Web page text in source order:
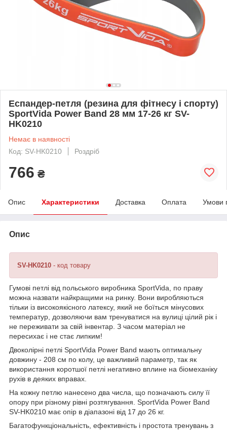
Еспандер-петля (резина для фітнесу і спорту)
SportVida Power Band 28 мм 17-26 кг SV-
HK0210
Немає в наявності
Код: SV-HK0210
Роздріб
766 ₴
Опис Характеристики Доставка Оплата Умови
Опис
SV-HK0210 - код товару
Гумові петлі від польського виробника SportVida , по праву
можна назвати найкращими на ринку. Вони виробляються
тільки із високоякісного латексу, який не боїться мінусових
температур, дозволяючи вам тренуватися на вулиці цілий рік і
не переживати за свій інвентар. З часом матеріал не
пересихає і не стає липким!
Двоколірні петлі SportVida Power Band мають оптимальну
довжину - 208 см по колу, це важливий параметр, так як
використання коротшої петлі негативно вплине на біомеханіку
рухів в деяких вправах.
На кожну петлю нанесено два числа, що позначають силу її
опору при різному рівні розтягування. SportVida Power Band
SV-HK0210 має опір в діапазоні від 17 до 26 кг.
Багатофункціональність, ефективність і простота тренувань з